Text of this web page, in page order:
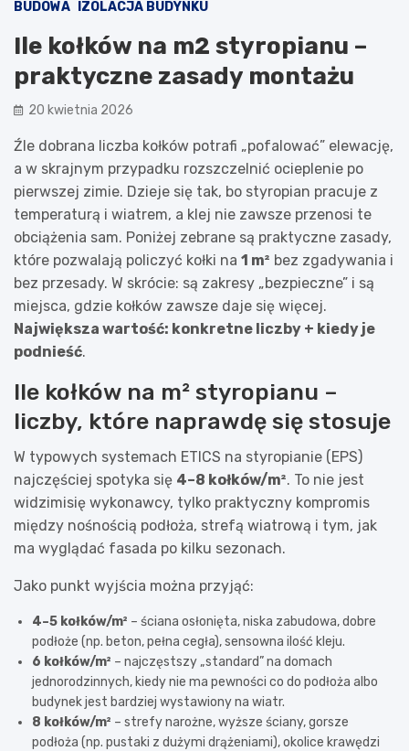
BUDOWA IZOLACJA BUDYNKU
Ile kołków na m2 styropianu –
praktyczne zasady montażu
20 kwietnia 2026
Źle dobrana liczba kołków potrafi „pofalować” elewację,
a w skrajnym przypadku rozszczelnić ocieplenie po
pierwszej zimie. Dzieje się tak, bo styropian pracuje z
temperaturą i wiatrem, a klej nie zawsze przenosi te
obciążenia sam. Poniżej zebrane są praktyczne zasady,
które pozwalają policzyć kołki na 1 m² bez zgadywania i
bez przesady. W skrócie: są zakresy „bezpieczne” i są
miejsca, gdzie kołków zawsze daje się więcej.
Największa wartość: konkretne liczby + kiedy je
podnieść.
Ile kołków na m² styropianu –
liczby, które naprawdę się stosuje
W typowych systemach ETICS na styropianie (EPS)
najczęściej spotyka się 4–8 kołków/m². To nie jest
widzimisię wykonawcy, tylko praktyczny kompromis
między nośnością podłoża, strefą wiatrową i tym, jak
ma wyglądać fasada po kilku sezonach.
Jako punkt wyjścia można przyjąć:
4–5 kołków/m² – ściana osłonięta, niska zabudowa, dobre
podłoże (np. beton, pełna cegła), sensowna ilość kleju.
6 kołków/m² – najczęstszy „standard” na domach
jednorodzinnych, kiedy nie ma pewności co do podłoża albo
budynek jest bardziej wystawiony na wiatr.
8 kołków/m² – strefy narożne, wyższe ściany, gorsze
podłoża (np. pustaki z dużymi drążeniami), okolice krawędzi